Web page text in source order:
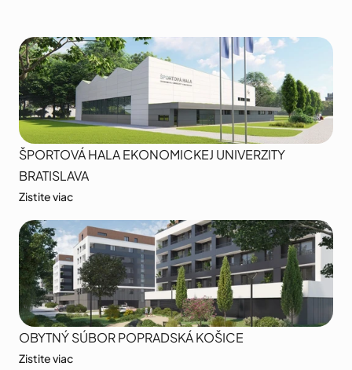
ŠPORTOVÁ HALA EKONOMICKEJ UNIVERZITY
BRATISLAVA
Zistite viac
OBYTNÝ SÚBOR POPRADSKÁ KOŠICE
Zistite viac